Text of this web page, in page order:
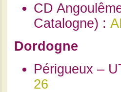
CD
Catalogne) :
Dordogne
Périgueux –
26